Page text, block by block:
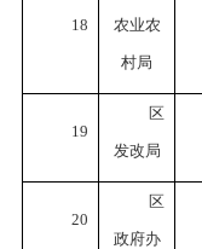
18 农业农
村局
19
区
发改局
20
区
政府办